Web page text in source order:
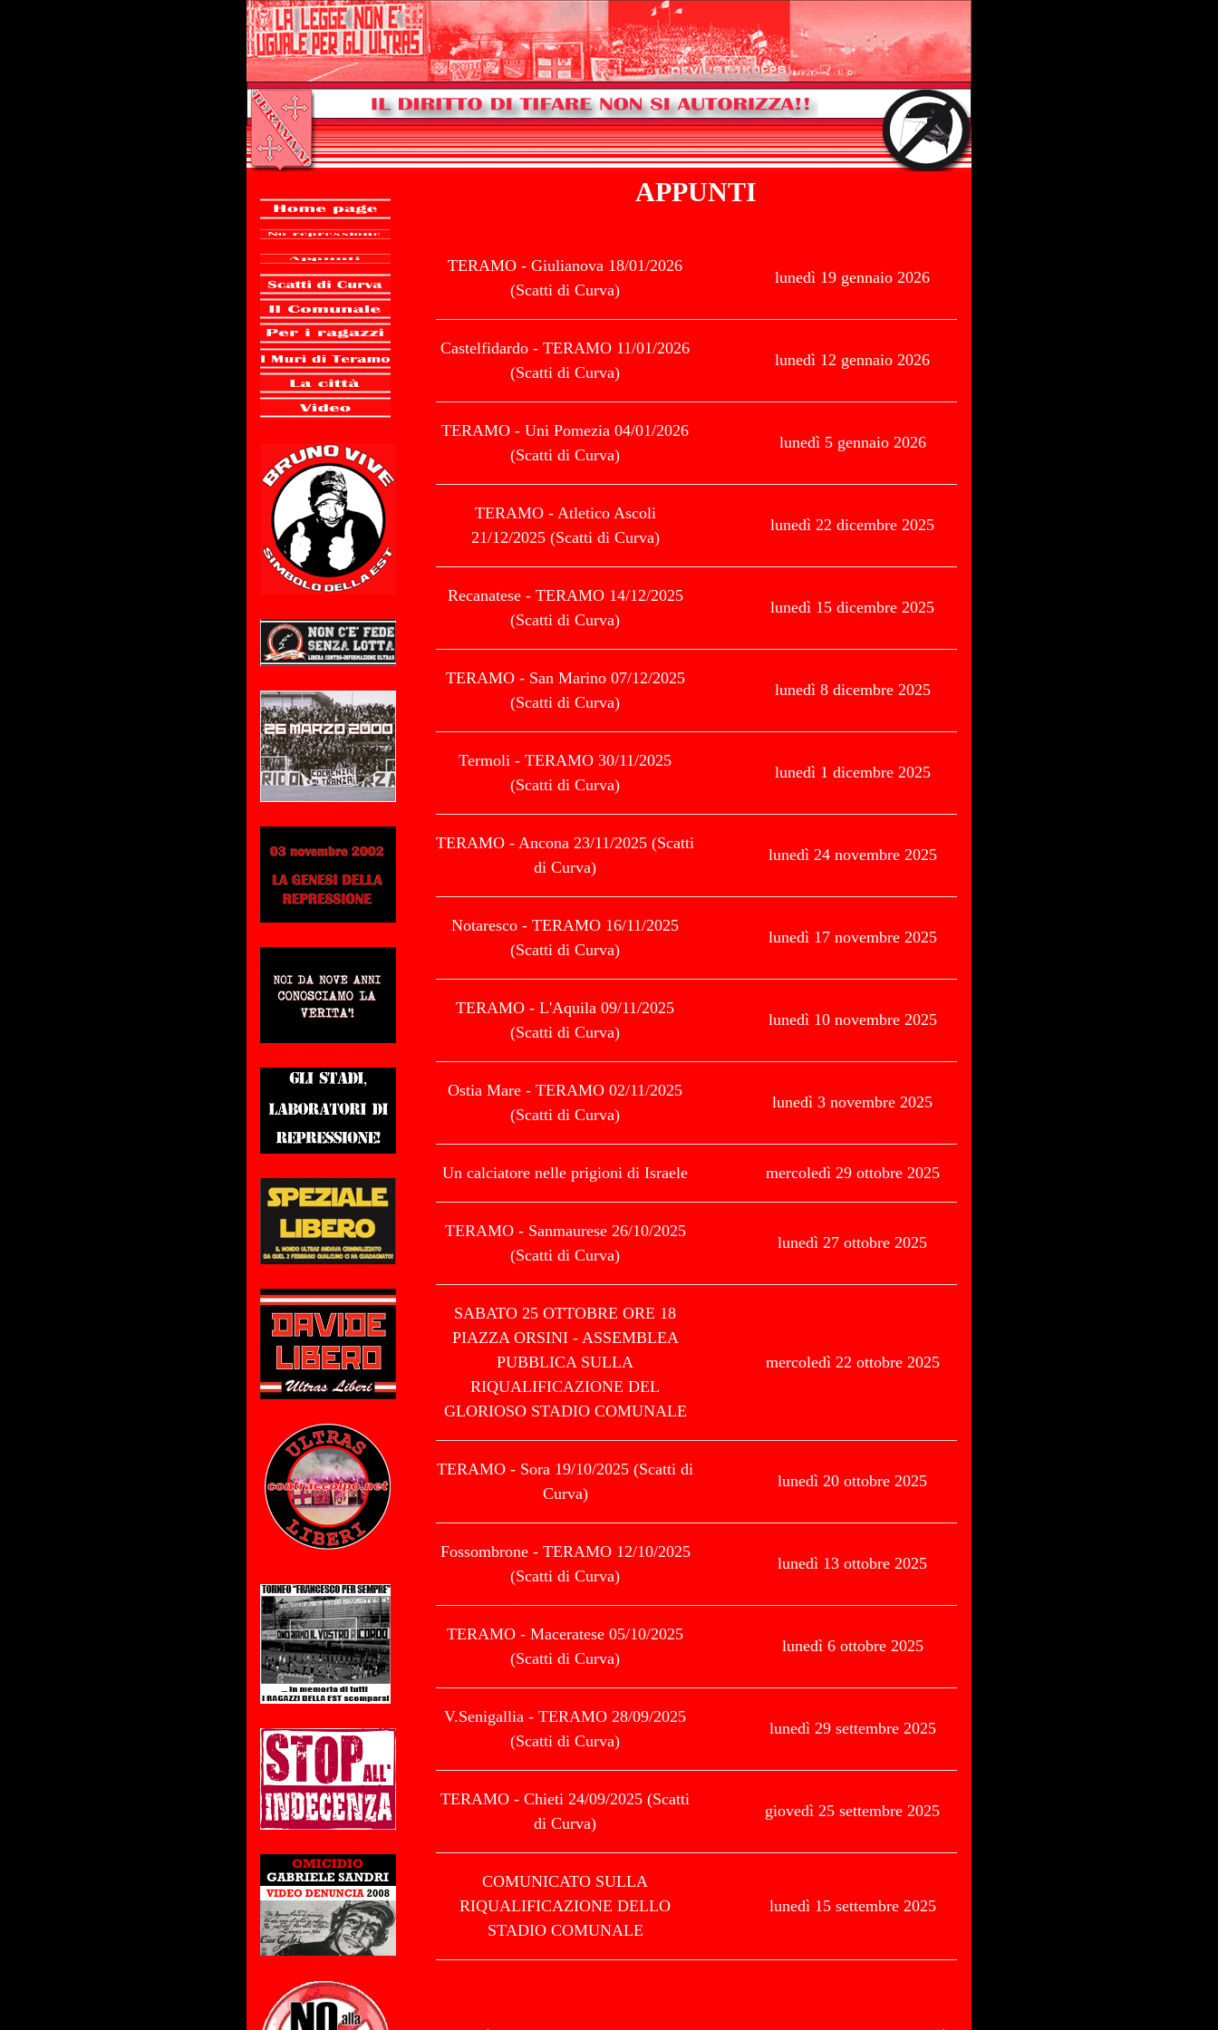
APPUNTI
TERAMO - Giulianova 18/01/2026
(Scatti di Curva)
lunedì 19 gennaio 2026
Castelfidardo - TERAMO 11/01/2026
(Scatti di Curva)
lunedì 12 gennaio 2026
TERAMO - Uni Pomezia 04/01/2026
(Scatti di Curva)
lunedì 5 gennaio 2026
TERAMO - Atletico Ascoli
21/12/2025 (Scatti di Curva)
lunedì 22 dicembre 2025
Recanatese - TERAMO 14/12/2025
(Scatti di Curva)
lunedì 15 dicembre 2025
TERAMO - San Marino 07/12/2025
(Scatti di Curva)
lunedì 8 dicembre 2025
Termoli - TERAMO 30/11/2025
(Scatti di Curva)
lunedì 1 dicembre 2025
TERAMO - Ancona 23/11/2025 (Scatti
di Curva)
lunedì 24 novembre 2025
Notaresco - TERAMO 16/11/2025
(Scatti di Curva)
lunedì 17 novembre 2025
TERAMO - L'Aquila 09/11/2025
(Scatti di Curva)
lunedì 10 novembre 2025
Ostia Mare - TERAMO 02/11/2025
(Scatti di Curva)
lunedì 3 novembre 2025
Un calciatore nelle prigioni di Israele mercoledì 29 ottobre 2025
TERAMO - Sanmaurese 26/10/2025
(Scatti di Curva)
lunedì 27 ottobre 2025
SABATO 25 OTTOBRE ORE 18
PIAZZA ORSINI - ASSEMBLEA
PUBBLICA SULLA
RIQUALIFICAZIONE DEL
GLORIOSO STADIO COMUNALE
mercoledì 22 ottobre 2025
TERAMO - Sora 19/10/2025 (Scatti di
Curva)
lunedì 20 ottobre 2025
Fossombrone - TERAMO 12/10/2025
(Scatti di Curva)
lunedì 13 ottobre 2025
TERAMO - Maceratese 05/10/2025
(Scatti di Curva)
lunedì 6 ottobre 2025
V.Senigallia - TERAMO 28/09/2025
(Scatti di Curva)
lunedì 29 settembre 2025
TERAMO - Chieti 24/09/2025 (Scatti
di Curva)
giovedì 25 settembre 2025
COMUNICATO SULLA
RIQUALIFICAZIONE DELLO
STADIO COMUNALE
lunedì 15 settembre 2025